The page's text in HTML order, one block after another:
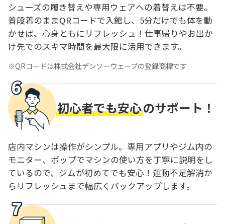
シューズの履き替えや専用ウェアへの着替えは不要。
普段着のままQRコードで入館し、5分だけでも体を動
かせば、心身ともにリフレッシュ！仕事帰りやお出か
け先でのスキマ時間を最大限に活用できます。
QRコードは株式会社デンソーウェーブの登録商標です
初心者でも安心のサポート！
店内マシンは操作がシンプル。専用アプリやジム内の
モニター、ポップでマシンの使い方を丁寧に説明をし
ているので、ジムが初めてでも安心！運動不足解消か
らリフレッシュまで幅広くバックアップします。